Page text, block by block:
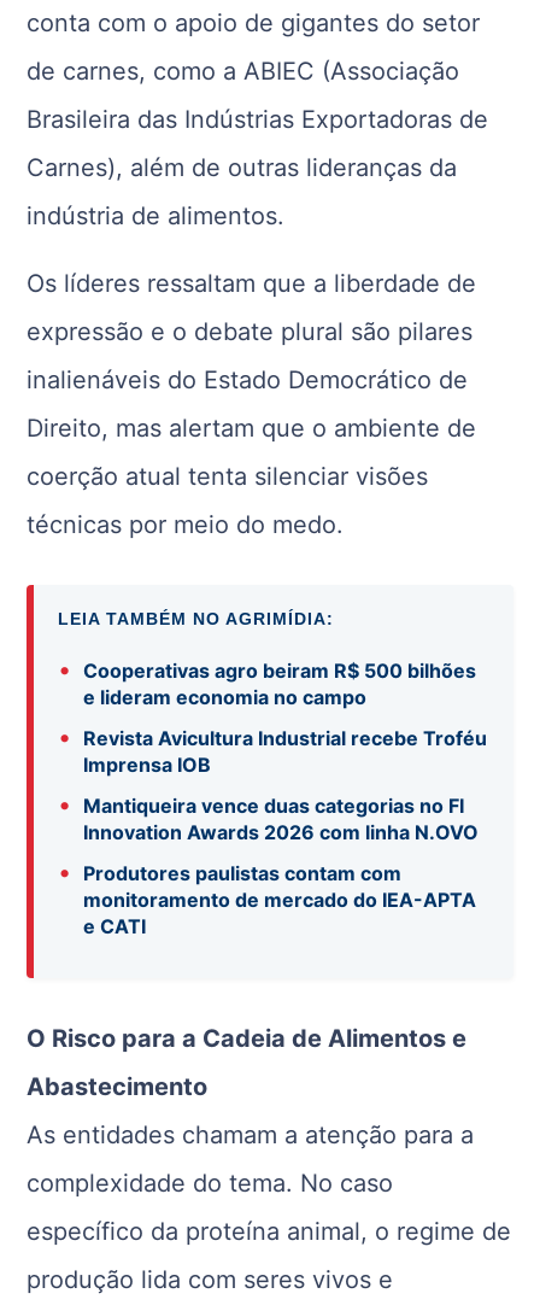
conta com o apoio de gigantes do setor
de carnes, como a ABIEC (Associação
Brasileira das Indústrias Exportadoras de
Carnes), além de outras lideranças da
indústria de alimentos.
Os líderes ressaltam que a liberdade de
expressão e o debate plural são pilares
inalienáveis do Estado Democrático de
Direito, mas alertam que o ambiente de
coerção atual tenta silenciar visões
técnicas por meio do medo.
LEIA TAMBÉM NO AGRIMÍDIA:
•
Cooperativas agro beiram R$ 500 bilhões
e lideram economia no campo
•
Revista Avicultura Industrial recebe Troféu
Imprensa IOB
•
Mantiqueira vence duas categorias no FI
Innovation Awards 2026 com linha N.OVO
•
Produtores paulistas contam com
monitoramento de mercado do IEA-APTA
e CATI
O Risco para a Cadeia de Alimentos e
Abastecimento
As entidades chamam a atenção para a
complexidade do tema. No caso
específico da proteína animal, o regime de
produção lida com seres vivos e